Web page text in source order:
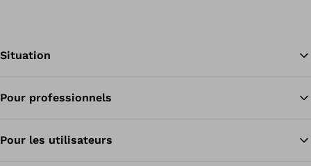
Situation
Pour professionnels
Pour les utilisateurs